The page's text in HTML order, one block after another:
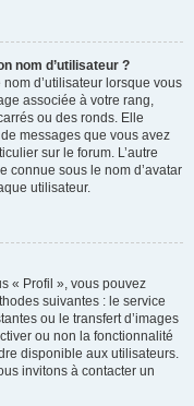
nom d’utilisateur ?
d’utilisateur lorsque vous
associée à votre rang,
ou des ronds. Elle
messages que vous avez
sur le forum. L’autre
connue sous le nom d’avatar
utilisateur.
« Profil », vous pouvez
suivantes : le service
ou le transfert d’images
ou non la fonctionnalité
disponible aux utilisateurs.
invitons à contacter un